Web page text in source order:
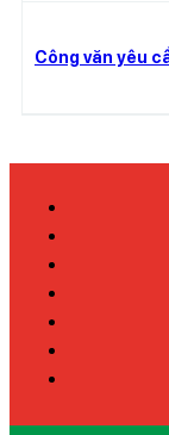
Công văn yêu